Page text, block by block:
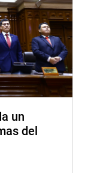
un
del